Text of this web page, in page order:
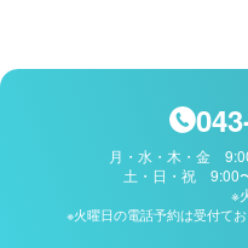
月・水・木・金
土・日・祝 9:00
※
※火曜日の電話予約は受付て